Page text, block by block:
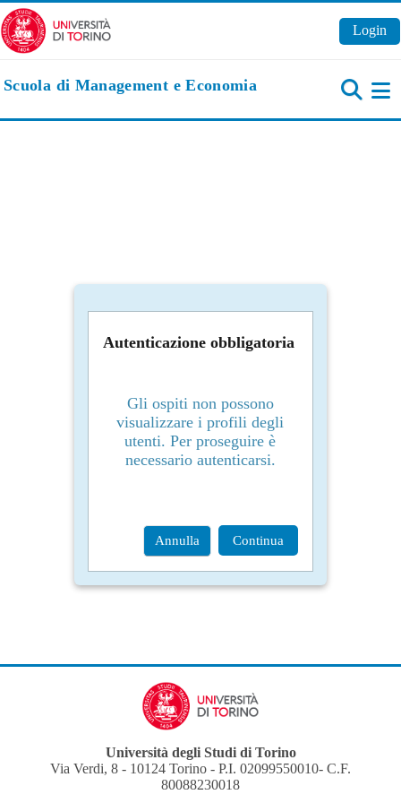
Vai al contenuto principale
Login
Scuola di Management e Economia
Autenticazione obbligatoria
Gli ospiti non possono
visualizzare i profili degli
utenti. Per proseguire è
necessario autenticarsi.
Annulla Continua
Università degli Studi di Torino
Via Verdi, 8 - 10124 Torino - P.I. 02099550010- C.F.
80088230018